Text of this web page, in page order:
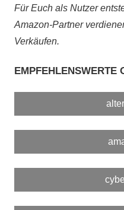
Für Euch als Nutzer
Amazon-Partner
Verkäufen.
EMPFEHLENSWERTE